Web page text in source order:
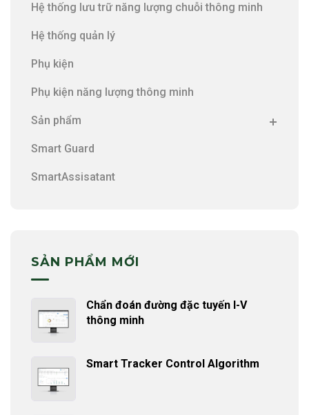
Hệ thống lưu trữ năng lượng chuỗi thông minh
Hệ thống quản lý
Phụ kiện
Phụ kiện năng lượng thông minh
Sản phẩm
Smart Guard
SmartAssisatant
SẢN PHẨM MỚI
Chẩn đoán đường đặc tuyến I-V
thông minh
Smart Tracker Control Algorithm